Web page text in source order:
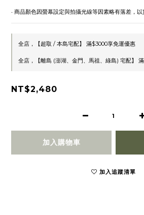
‧ 商品顏色因螢幕設定與拍攝光線等因素略有落差，
全店，【超取 / 本島宅配】 滿$3000享免運優惠
全店，【離島 (澎湖、金門、馬祖、綠島) 宅配】
NT$2,480
加入購物車
加入追蹤清單